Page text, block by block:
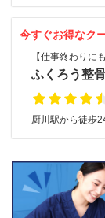
今すぐお得なク
【仕事終わりに
ふくろう整
厨川駅から徒歩